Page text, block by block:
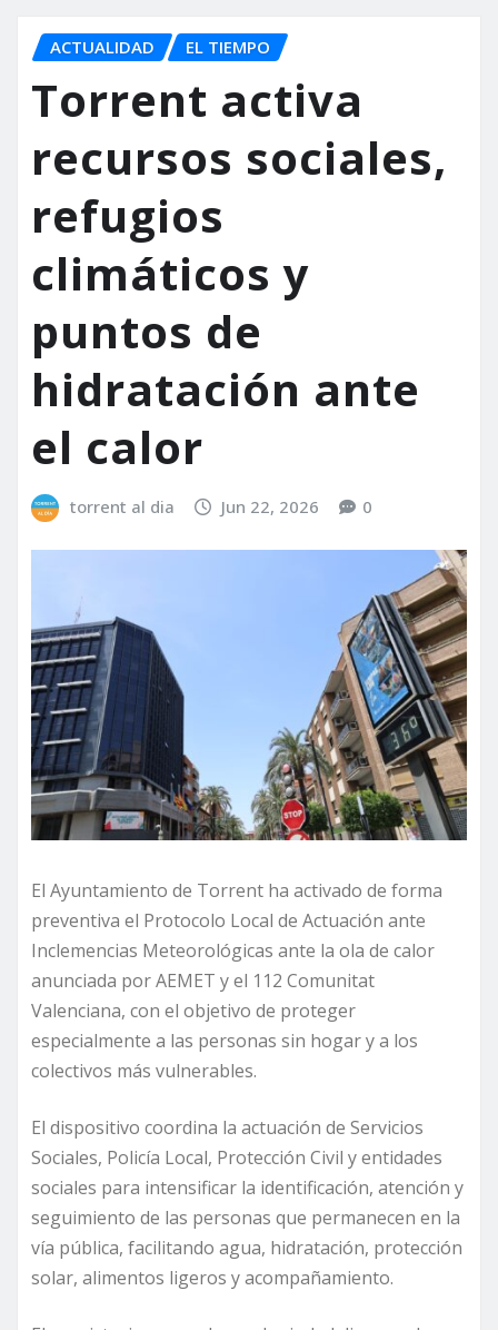
ACTUALIDAD EL TIEMPO
Torrent activa
recursos sociales,
refugios
climáticos y
puntos de
hidratación ante
el calor
torrent al dia Jun 22, 2026 0
El Ayuntamiento de Torrent ha activado de forma
preventiva el Protocolo Local de Actuación ante
Inclemencias Meteorológicas ante la ola de calor
anunciada por AEMET y el 112 Comunitat
Valenciana, con el objetivo de proteger
especialmente a las personas sin hogar y a los
colectivos más vulnerables.
El dispositivo coordina la actuación de Servicios
Sociales, Policía Local, Protección Civil y entidades
sociales para intensificar la identificación, atención y
seguimiento de las personas que permanecen en la
vía pública, facilitando agua, hidratación, protección
solar, alimentos ligeros y acompañamiento.